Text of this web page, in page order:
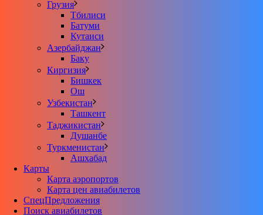
Грузия
Тбилиси
Батуми
Кутаиси
Азербайджан
Баку
Киргизия
Бишкек
Ош
Узбекистан
Ташкент
Таджикистан
Душанбе
Туркменистан
Ашхабад
Карты
Карта аэропортов
Карта цен авиабилетов
CпецПредложения
Поиск авиабилетов